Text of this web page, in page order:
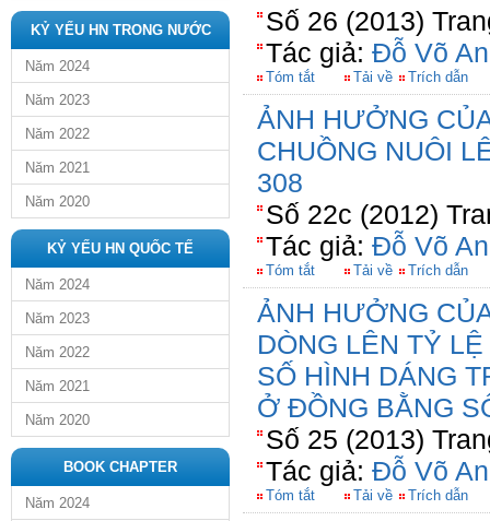
KỶ YẾU HN TRONG NƯỚC
Năm 2024
Năm 2023
Năm 2022
Năm 2021
Năm 2020
KỶ YẾU HN QUỐC TẾ
Năm 2024
Năm 2023
Năm 2022
Năm 2021
Năm 2020
BOOK CHAPTER
Năm 2024
Số 26 (2013)
Tác giả: Đỗ Võ
Tóm tắt Tải về Trích dẫn
ẢNH HƯỞNG
CHUỒNG NUÔI
308
Số 22c (2012)
Tác giả: Đỗ Võ
Tóm tắt Tải về Trích dẫn
ẢNH HƯỞNG
DÒNG LÊN TỶ
SỐ HÌNH DÁNG
Ở ĐỒNG BẰNG
Số 25 (2013)
Tác giả: Đỗ Võ
Tóm tắt Tải về Trích dẫn